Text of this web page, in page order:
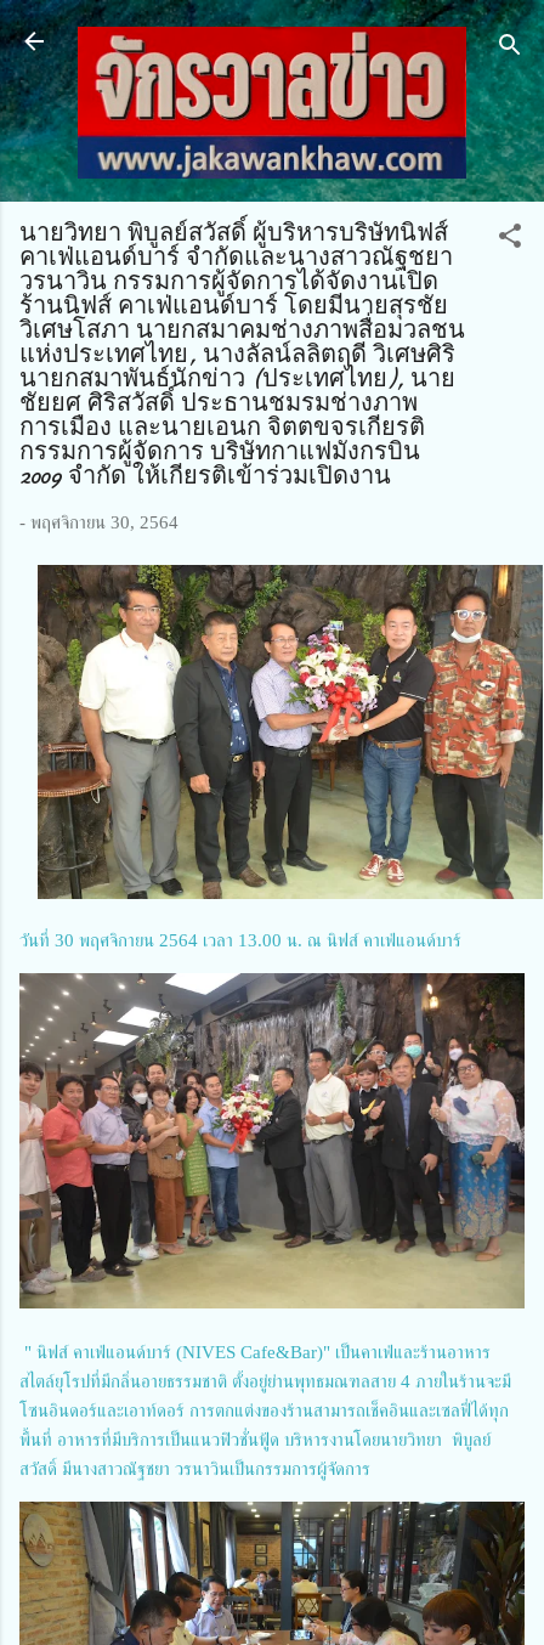
ข้ามไปที่เนื้อหาหลัก
นายวิทยา พิบูลย์สวัสดิ์ ผู้บริหารบริษัทนิฟส์
คาเฟ่แอนด์บาร์ จำกัดและนางสาวณัฐชยา
วรนาวิน กรรมการผู้จัดการได้จัดงานเปิด
ร้านนิฟส์ คาเฟ่แอนด์บาร์ โดยมีนายสุรชัย
วิเศษโสภา นายกสมาคมช่างภาพสื่อมวลชน
แห่งประเทศไทย, นางลัลน์ลลิตฤดี วิเศษศิริ
นายกสมาพันธ์นักข่าว (ประเทศไทย), นาย
ชัยยศ ศิริสวัสดิ์ ประธานชมรมช่างภาพ
การเมือง และนายเอนก จิตตขจรเกียรติ
กรรมการผู้จัดการ บริษัทกาแฟมังกรบิน
2009 จำกัด ให้เกียรติเข้าร่วมเปิดงาน
- พฤศจิกายน 30, 2564
วันที่ 30 พฤศจิกายน 2564 เวลา 13.00 น. ณ นิฟส์ คาเฟ่แอนด์บาร์
" นิฟส์ คาเฟ่แอนด์บาร์ (NIVES Cafe&Bar)" เป็นคาเฟ่และร้านอาหาร
สไตล์ยุโรปที่มีกลิ่นอายธรรมชาติ ตั้งอยู่ย่านพุทธมณฑลสาย 4 ภายในร้านจะมี
โซนอินดอร์และเอาท์ดอร์ การตกแต่งของร้านสามารถเช็คอินและเซลฟี่ได้ทุก
พื้นที่ อาหารที่มีบริการเป็นแนวฟิวชั่นฟู้ด บริหารงานโดยนายวิทยา พิบูลย์
สวัสดิ์ มีนางสาวณัฐชยา วรนาวินเป็นกรรมการผู้จัดการ